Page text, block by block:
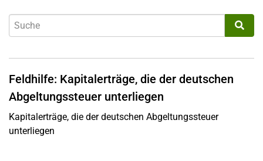
Feldhilfe: Kapitalerträge, die der deutschen
Abgeltungssteuer unterliegen
Kapitalerträge, die der deutschen Abgeltungssteuer
unterliegen